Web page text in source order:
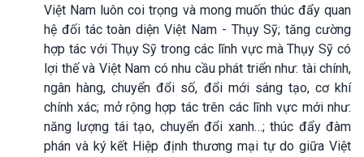
Việt Nam luôn coi trọng và mong muốn thúc đẩy quan
hệ đối tác toàn diện Việt Nam - Thụy Sỹ; tăng cường
hợp tác với Thụy Sỹ trong các lĩnh vực mà Thụy Sỹ có
lợi thế và Việt Nam có nhu cầu phát triển như: tài chính,
ngân hàng, chuyển đổi số, đổi mới sáng tạo, cơ khí
chính xác; mở rộng hợp tác trên các lĩnh vực mới như:
năng lượng tái tạo, chuyển đổi xanh…; thúc đẩy đàm
phán và ký kết Hiệp định thương mại tự do giữa Việt